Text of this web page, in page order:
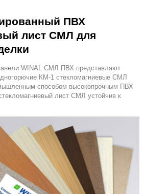
ПВХ
лист СМЛ для
WINAL СМЛ ПВХ представляют
КМ-1 стекломагниевые СМЛ
способом высокопрочным ПВХ
лист СМЛ устойчив к